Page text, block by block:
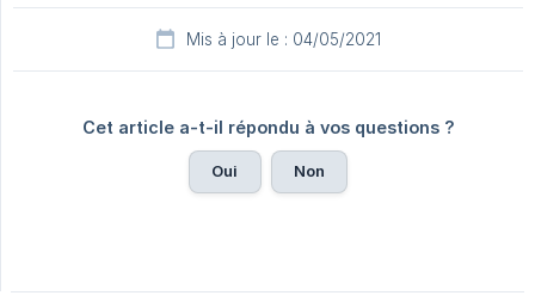
Mis à jour le : 04/05/2021
Cet article a-t-il répondu à vos questions ?
Oui Non